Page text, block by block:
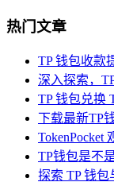
热门文章
TP 钱包收款
深入探索，
TP 钱包兑换
下载最新TP
TokenPocket
TP钱包是不
探索 TP 钱